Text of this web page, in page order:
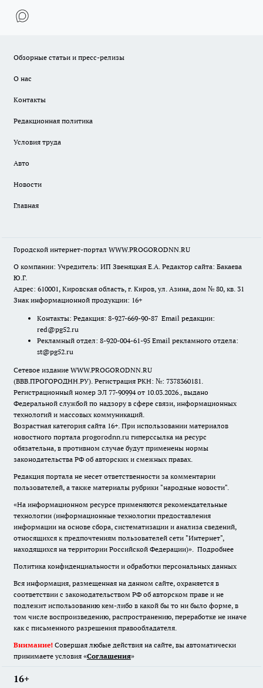
Обзорные статьи и пресс-релизы
О нас
Контакты
Редакционная политика
Условия труда
Авто
Новости
Главная
Городской интернет-портал WWW.PROGORODNN.RU
О компании: Учредитель: ИП Звеняцкая Е.А. Редактор сайта: Бакаева
Ю.Г.
Адрес: 610001, Кировская область, г. Киров, ул. Азина, дом № 80, кв. 31
Знак информационной продукции: 16+
Контакты: Редакция: 8-927-669-90-87 Email редакции:
red@pg52.ru
Рекламный отдел: 8-920-004-61-95 Email рекламного отдела:
st@pg52.ru
Сетевое издание WWW.PROGORODNN.RU
(ВВВ.ПРОГОРОДНН.РУ). Регистрация РКН: №: 7378360181.
Регистрационный номер ЭЛ 77-90994 от 10.03.2026., выдано
Федеральной службой по надзору в сфере связи, информационных
технологий и массовых коммуникаций.
Возрастная категория сайта 16+. При использовании материалов
новостного портала progorodnn.ru гиперссылка на ресурс
обязательна, в противном случае будут применены нормы
законодательства РФ об авторских и смежных правах.
Редакция портала не несет ответственности за комментарии
пользователей, а также материалы рубрики "народные новости".
«На информационном ресурсе применяются рекомендательные
технологии (информационные технологии предоставления
информации на основе сбора, систематизации и анализа сведений,
относящихся к предпочтениям пользователей сети "Интернет",
находящихся на территории Российской Федерации)». Подробнее
Политика конфиденциальности и обработки персональных данных
Вся информация, размещенная на данном сайте, охраняется в
соответствии с законодательством РФ об авторском праве и не
подлежит использованию кем-либо в какой бы то ни было форме, в
том числе воспроизведению, распространению, переработке не иначе
как с письменного разрешения правообладателя.
Внимание! Совершая любые действия на сайте, вы автоматически
принимаете условия «Cоглашения»
16+